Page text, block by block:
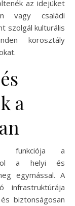
az idejüket
vagy családi
szolgál kulturális
korosztály
a
funkciója a
a helyi és
egymással. A
infrastruktúrája
biztonságosan